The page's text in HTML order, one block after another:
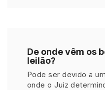
De onde vêm os
leilão?
Pode ser devido a
onde o Juiz